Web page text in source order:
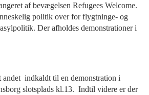
af bevægelsen Refugees Welcome.
politik over for flygtninge- og
Der afholdes demonstrationer i
andet indkaldt til en demonstration i
slotsplads kl.13. Indtil videre er der